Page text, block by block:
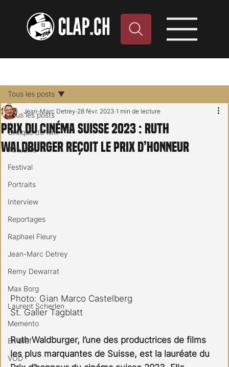
Tous les posts
Critique de film
Actualité
Festival
Portraits
Interview
Reportages
Raphael Fleury
Jean-Marc Detrey
Remy Dewarrat
Max Borg
Laurent Scherlen
Memento
En bref
VOD
Tous les posts
Prix du cinéma suisse 2023 : Ruth
Waldburger reçoit le Prix d’honneur
Jean-Marc Detrey 28 févr. 2023 1 min de lecture
Photo: Gian Marco Castelberg
St. Galler Tagblatt
Ruth Waldburger, l’une des productrices de films
les plus marquantes de Suisse, est la lauréate du